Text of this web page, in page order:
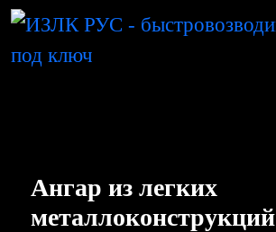
Ангар из легких
металлоконструкций